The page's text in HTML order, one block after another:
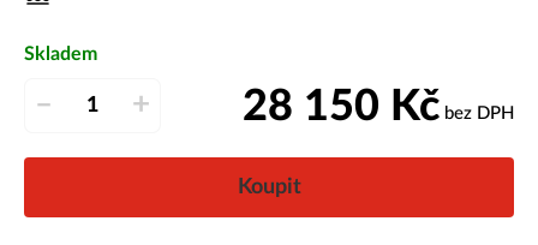
Skladem
– + 28 150 Kč bez DPH
Koupit